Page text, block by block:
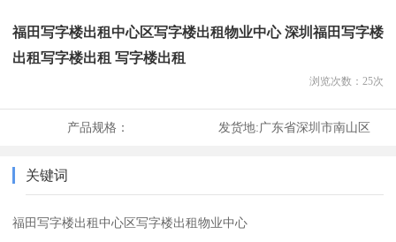
福田写字楼出租中心区写字楼出租物业中心 深圳福田写字楼
出租写字楼出租 写字楼出租
浏览次数： 25次
产品规格： 发货地:广东省深圳市南山区
关键词
福田写字楼出租中心区写字楼出租物业中心